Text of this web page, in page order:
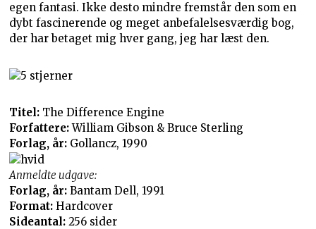
egen fantasi. Ikke desto mindre fremstår den som en
dybt fascinerende og meget anbefalelsesværdig bog,
der har betaget mig hver gang, jeg har læst den.
Titel: The Difference Engine
Forfattere:William Gibson & Bruce Sterling
Forlag, år: Gollancz, 1990
Anmeldte udgave:
Forlag, år: Bantam Dell, 1991
Format: Hardcover
Sideantal: 256 sider